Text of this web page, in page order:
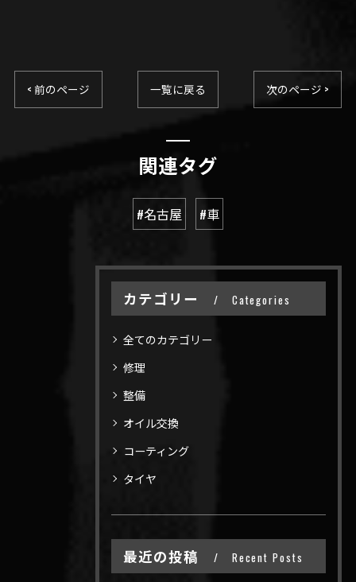
< 前のページ 一覧に戻る 次のページ >
関連タグ
#名古屋 #車
カテゴリー Categories
全てのカテゴリー
修理
整備
オイル交換
コーティング
タイヤ
最近の投稿 Recent Posts